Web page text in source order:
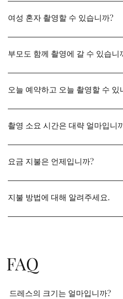
예, 물론 괜찮습니다. 결혼식의
1주년 기념이나 10주년 기념 등,
여성 혼자 촬영할 수 있습니까?
예. 한 분이라도 받고 있습니다.
부모도 함께 촬영에 갈 수 있습니
예, 가능합니다. 원한다면 함께
인원수를 사전에 알려주십시오.
간에 대해서는 문의하십시오.
오늘 예약하고 오늘 촬영할 수 있
기본적으로는 사전(별일)에 의상
예약 상황에 의해 받을 수 있는
촬영 소요 시간은 대략 얼마입니
당일 내점에서 출발까지는 약 4
요금 지불은 언제입니까?
지불은 사전(별일)의 의상 맞춤
(부가세 포함 11,000엔)을 맡기
지불 방법에 대해 알려주세요.
'매장에서의 현금 지급' 또는 '신
FAQ
드레스의 크기는 얼마입니까?